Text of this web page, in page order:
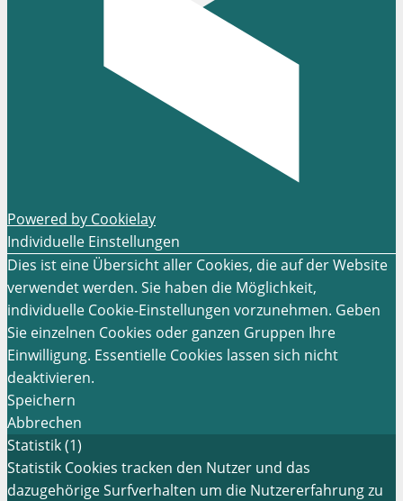
Powered by Cookielay
Individuelle Einstellungen
Dies ist eine Übersicht aller Cookies, die auf der Website
verwendet werden. Sie haben die Möglichkeit,
individuelle Cookie-Einstellungen vorzunehmen. Geben
Sie einzelnen Cookies oder ganzen Gruppen Ihre
Einwilligung. Essentielle Cookies lassen sich nicht
deaktivieren.
Speichern
Abbrechen
Statistik (1)
Statistik Cookies tracken den Nutzer und das
dazugehörige Surfverhalten um die Nutzererfahrung zu